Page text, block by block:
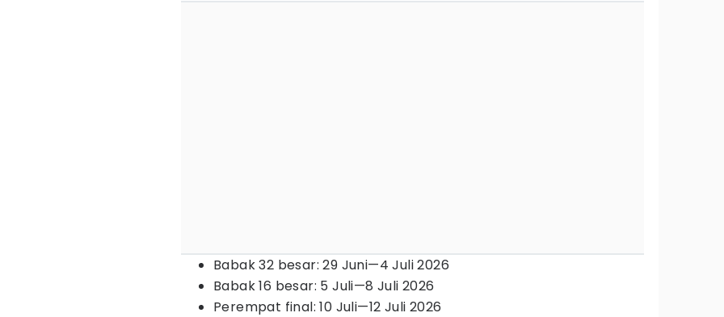
Babak 32 besar: 29 Juni—4 Juli 2026
Babak 16 besar: 5 Juli—8 Juli 2026
Perempat final: 10 Juli—12 Juli 2026